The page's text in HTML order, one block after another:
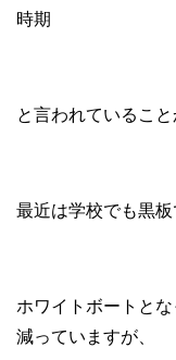
時期
と言われていること
最近は学校でも黒板
ホワイトボートと
減っていますが、